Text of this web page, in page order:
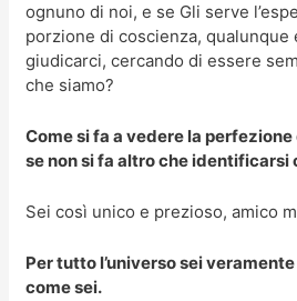
ognuno di noi, e se Gli serve
porzione di coscienza, qualunque
giudicarci, cercando di essere
che siamo?
Come si fa a vedere la perfezione
se non si fa altro che identificarsi
Sei così unico e prezioso, amico
Per tutto l’universo sei
come sei.